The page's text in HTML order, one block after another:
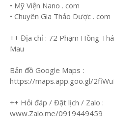
• Mỹ Viện Nano . com
• Chuyên Gia Thảo Dược . com
++ Địa chỉ : 72 Phạm Hồng
Mau
Bản đồ Google Maps :
https://maps.app.goo.gl/
++ Hỏi đáp / Đặt lịch / Zalo :
www.Zalo.me/0919449459